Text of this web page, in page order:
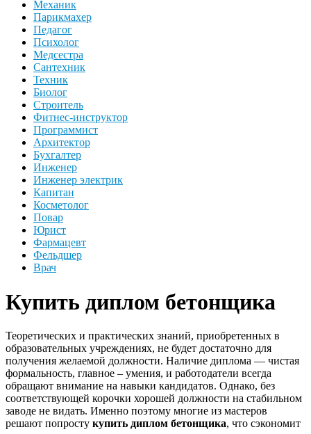
Механик
Парикмахер
Педагог
Психолог
Медсестра
Сантехник
Техник
Биолог
Строитель
Фитнес-инструктор
Программист
Архитектор
Бухгалтер
Инженер
Инженер электрик
Капитан
Косметолог
Повар
Юрист
Фармацевт
Фельдшер
Врач
Купить диплом бетонщика
Теоретических и практических знаний, приобретенных в
образовательных учреждениях, не будет достаточно для
получения желаемой должности. Наличие диплома — чистая
формальность, главное – умения, и работодатели всегда
обращают внимание на навыки кандидатов. Однако, без
соответствующей корочки хорошей должности на стабильном
заводе не видать. Именно поэтому многие из мастеров
решают попросту купить диплом бетонщика, что сэкономит